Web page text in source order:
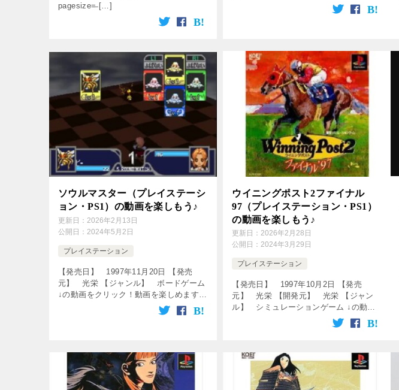
pagesize=̶ […]
ソウルマスター（プレイステーシ
ョン・PS1）の動画を楽しもう♪
更新日： 2026年2月13日
公開日： 2024年5月2日
プレイステーション
【発売日】 1997年11月20日 【発売
元】 光栄 【ジャンル】 ボードゲーム
↓の動画をクリック！動画を楽しめます♪
[csshop service=”rakuten” keyword=
ウイニングポスト2ファイナル
97（プレイステーション・PS1）
の動画を楽しもう♪
更新日：2026年2月28日
公開日：2024年3月29日
プレイステーション
【発売日】 1997年10月2日 【発売
元】 光栄 【開発元】 光栄 【ジャン
ル】 シミュレーションゲーム ↓の動画
をクリック！動画を楽しめます♪ [csshop